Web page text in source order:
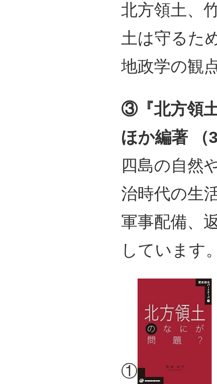
北方領土、
土は守るた
地政学の観
③『北方領
ほか編著 （
四島の自然
治時代の生
軍事配備、
しています
①